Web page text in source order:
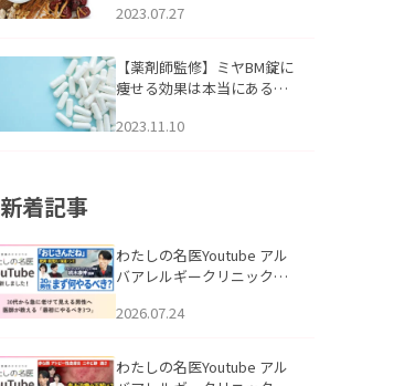
2023.07.27
【薬剤師監修】ミヤBM錠に
痩せる効果は本当にある
2023.11.10
新着記事
わたしの名医Youtube アル
バアレルギークリニック札
える男性へ｜医師が教える
公開いたしました。
2026.07.24
わたしの名医Youtube アル